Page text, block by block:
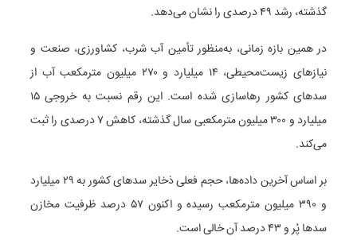
گذشته، رشد ۴۹ درصدی را نشان می‌دهد.
در همین بازه زمانی، به‌منظور تأمین آب شرب، کشاورزی، صنعت و
نیازهای زیست‌محیطی، ۱۴ میلیارد و ۲۷۰ میلیون مترمکعب آب از
سدهای کشور رهاسازی شده است. این رقم نسبت به خروجی ۱۵
میلیارد و ۳۰۰ میلیون مترمکعبی سال گذشته، کاهش ۷ درصدی را ثبت
می‌کند.
بر اساس آخرین داده‌ها، حجم فعلی ذخایر سدهای کشور به ۲۹ میلیارد
و ۳۹۰ میلیون مترمکعب رسیده و اکنون ۵۷ درصد ظرفیت مخازن
سدها پُر و ۴۳ درصد آن خالی است.